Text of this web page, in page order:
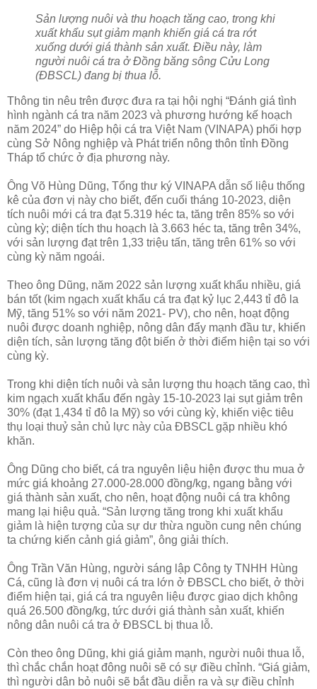
Sản lượng nuôi và thu hoạch tăng cao, trong khi
xuất khẩu sụt giảm mạnh khiến giá cá tra rớt
xuống dưới giá thành sản xuất. Điều này, làm
người nuôi cá tra ở Đồng băng sông Cửu Long
(ĐBSCL) đang bị thua lỗ.
Thông tin nêu trên được đưa ra tại hội nghị “Đánh giá tình
hình ngành cá tra năm 2023 và phương hướng kế hoạch
năm 2024” do Hiệp hội cá tra Việt Nam (VINAPA) phối hợp
cùng Sở Nông nghiệp và Phát triển nông thôn tỉnh Đồng
Tháp tổ chức ở địa phương này.
Ông Võ Hùng Dũng, Tổng thư ký VINAPA dẫn số liệu thống
kê của đơn vị này cho biết, đến cuối tháng 10-2023, diện
tích nuôi mới cá tra đạt 5.319 héc ta, tăng trên 85% so với
cùng kỳ; diện tích thu hoạch là 3.663 héc ta, tăng trên 34%,
với sản lượng đạt trên 1,33 triệu tấn, tăng trên 61% so với
cùng kỳ năm ngoái.
Theo ông Dũng, năm 2022 sản lượng xuất khẩu nhiều, giá
bán tốt (kim ngạch xuất khẩu cá tra đạt kỷ lục 2,443 tỉ đô la
Mỹ, tăng 51% so với năm 2021- PV), cho nên, hoạt động
nuôi được doanh nghiệp, nông dân đẩy mạnh đầu tư, khiến
diện tích, sản lượng tăng đột biến ở thời điểm hiện tại so với
cùng kỳ.
Trong khi diện tích nuôi và sản lượng thu hoạch tăng cao, thì
kim ngạch xuất khẩu đến ngày 15-10-2023 lại sụt giảm trên
30% (đạt 1,434 tỉ đô la Mỹ) so với cùng kỳ, khiến việc tiêu
thụ loại thuỷ sản chủ lực này của ĐBSCL gặp nhiều khó
khăn.
Ông Dũng cho biết, cá tra nguyên liệu hiện được thu mua ở
mức giá khoảng 27.000-28.000 đồng/kg, ngang bằng với
giá thành sản xuất, cho nên, hoạt động nuôi cá tra không
mang lại hiệu quả. “Sản lượng tăng trong khi xuất khẩu
giảm là hiện tượng của sự dư thừa nguồn cung nên chúng
ta chứng kiến cảnh giá giảm”, ông giải thích.
Ông Trần Văn Hùng, người sáng lập Công ty TNHH Hùng
Cá, cũng là đơn vị nuôi cá tra lớn ở ĐBSCL cho biết, ở thời
điểm hiện tại, giá cá tra nguyên liệu được giao dịch không
quá 26.500 đồng/kg, tức dưới giá thành sản xuất, khiến
nông dân nuôi cá tra ở ĐBSCL bị thua lỗ.
Còn theo ông Dũng, khi giá giảm mạnh, người nuôi thua lỗ,
thì chắc chắn hoạt đông nuôi sẽ có sự điều chỉnh. “Giá giảm,
thì người dân bỏ nuôi sẽ bắt đầu diễn ra và sự điều chỉnh